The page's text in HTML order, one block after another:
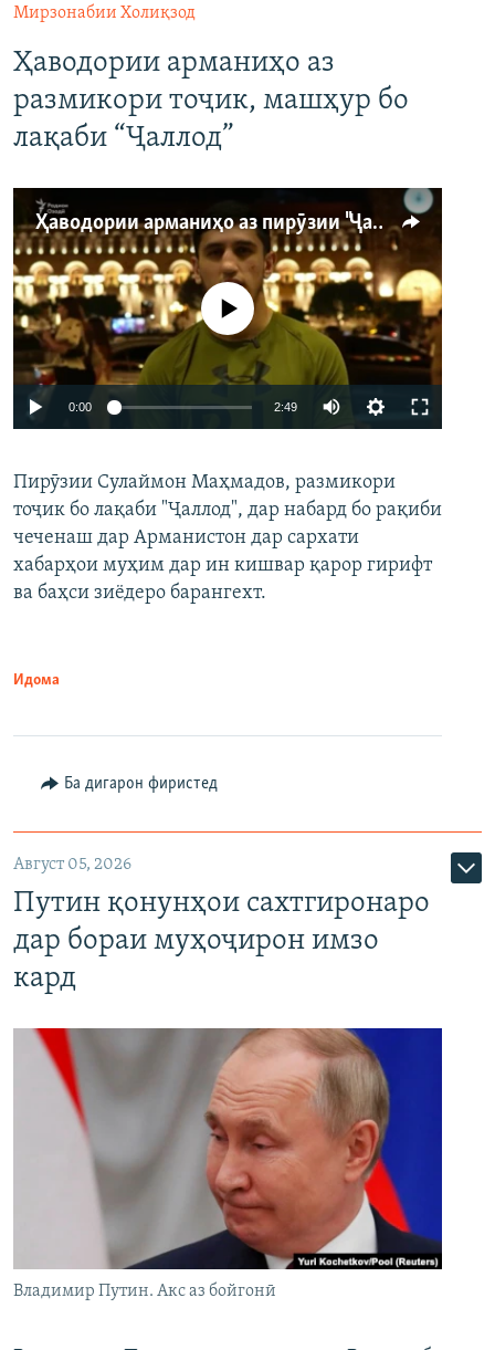
Мирзонабии Холиқзод
Ҳаводории арманиҳо аз
размикори тоҷик, машҳур бо
лақаби “Ҷаллод”
Ҳаводории арманиҳо аз пирӯзии "Ҷаллод"-и тоҷик
Auto 240p 360p 480p
720p 1080p
Феълан кор намекунад
0:00 2:49
360p
480p
Пирӯзии Сулаймон Маҳмадов, размикори
тоҷик бо лақаби "Ҷаллод", дар набард бо рақиби
чеченаш дар Арманистон дар сархати
хабарҳои муҳим дар ин кишвар қарор гирифт
ва баҳси зиёдеро барангехт.
Идома
Ба дигарон фиристед
Август 05, 2026
Путин қонунҳои сахтгиронаро
дар бораи муҳоҷирон имзо
кард
Владимир Путин. Акс аз бойгонӣ